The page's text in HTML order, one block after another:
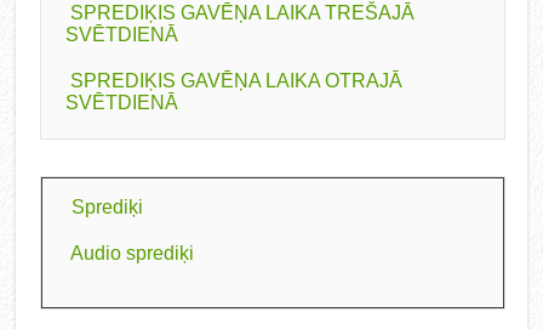
SPREDIĶIS GAVĒŅA LAIKA TREŠAJĀ
SVĒTDIENĀ
SPREDIĶIS GAVĒŅA LAIKA OTRAJĀ
SVĒTDIENĀ
Sprediķi
Audio sprediķi